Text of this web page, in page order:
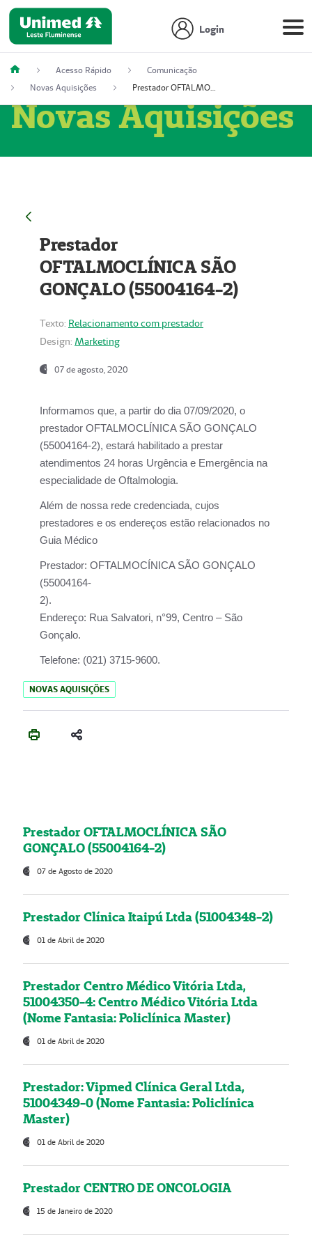
Login
Acesso Rápido
Comunicação
Novas Aquisições
Prestador OFTALMOCLÍNICA SÃO GONÇALO (55004164-2)
Novas Aquisições
Prestador
OFTALMOCLÍNICA SÃO
GONÇALO (55004164-2)
Texto: Relacionamento com prestador
Design: Marketing
07 de agosto, 2020
Informamos que, a partir do dia 07/09/2020, o
prestador OFTALMOCLÍNICA SÃO GONÇALO
(55004164-2), estará habilitado a prestar
atendimentos 24 horas Urgência e Emergência na
especialidade de Oftalmologia.
Além de nossa rede credenciada, cujos
prestadores e os endereços estão relacionados no
Guia Médico
Prestador: OFTALMOCÍNICA SÃO GONÇALO
(55004164-
2).
Endereço: Rua Salvatori, n°99, Centro – São
Gonçalo.
Telefone: (021) 3715-9600.
NOVAS AQUISIÇÕES
Prestador OFTALMOCLÍNICA SÃO
GONÇALO (55004164-2)
07 de Agosto de 2020
Prestador Clínica Itaipú Ltda (51004348-2)
01 de Abril de 2020
Prestador Centro Médico Vitória Ltda,
51004350-4: Centro Médico Vitória Ltda
(Nome Fantasia: Policlínica Master)
01 de Abril de 2020
Prestador: Vipmed Clínica Geral Ltda,
51004349-0 (Nome Fantasia: Policlínica
Master)
01 de Abril de 2020
Prestador CENTRO DE ONCOLOGIA
15 de Janeiro de 2020